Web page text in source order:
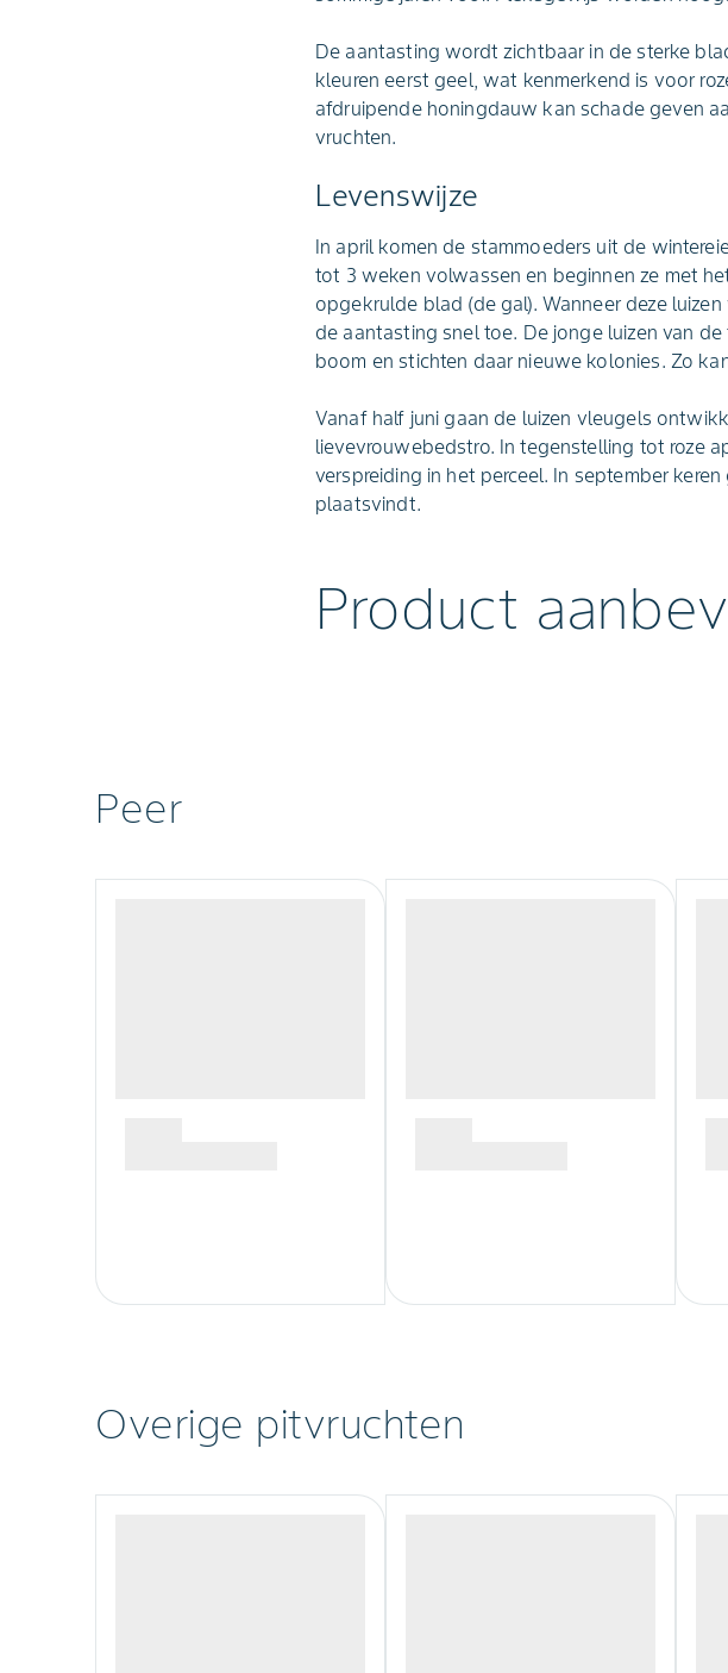
De aantasting wordt zichtbaar in de sterke
kleuren eerst geel, wat kenmerkend is voor
afdruipende honingdauw kan schade geven
vruchten.
Levenswijze
In april komen de stammoeders uit de
tot 3 weken volwassen en beginnen ze met
opgekrulde blad (de gal). Wanneer deze
de aantasting snel toe. De jonge luizen van
boom en stichten daar nieuwe kolonies. Zo
Vanaf half juni gaan de luizen vleugels
lievevrouwebedstro. In tegenstelling tot roze
verspreiding in het perceel. In september
plaatsvindt.
Product
Peer
Overige pitvruchten